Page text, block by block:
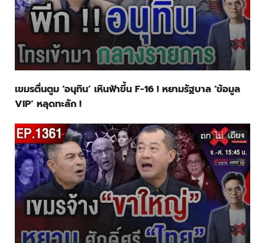
เขมรตื่นตูม ‘อนุทิน’ เหินฟ้าขึ้น F-16 ! หยามรัฐบาล ‘ข้อมูล
VIP’ หลุดทะลัก !